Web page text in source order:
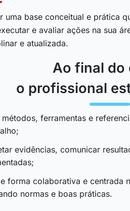
uma base conceitual e prática
e avaliar ações na sua
e atualizada.
Ao final do
o profissional
ferramentas e
evidências, comunicar
forma colaborativa e centrada
normas e boas práticas.